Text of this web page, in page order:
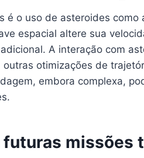
é o uso de asteroides como
espacial altere sua
A interação com
otimizações de
embora complexa,
missões